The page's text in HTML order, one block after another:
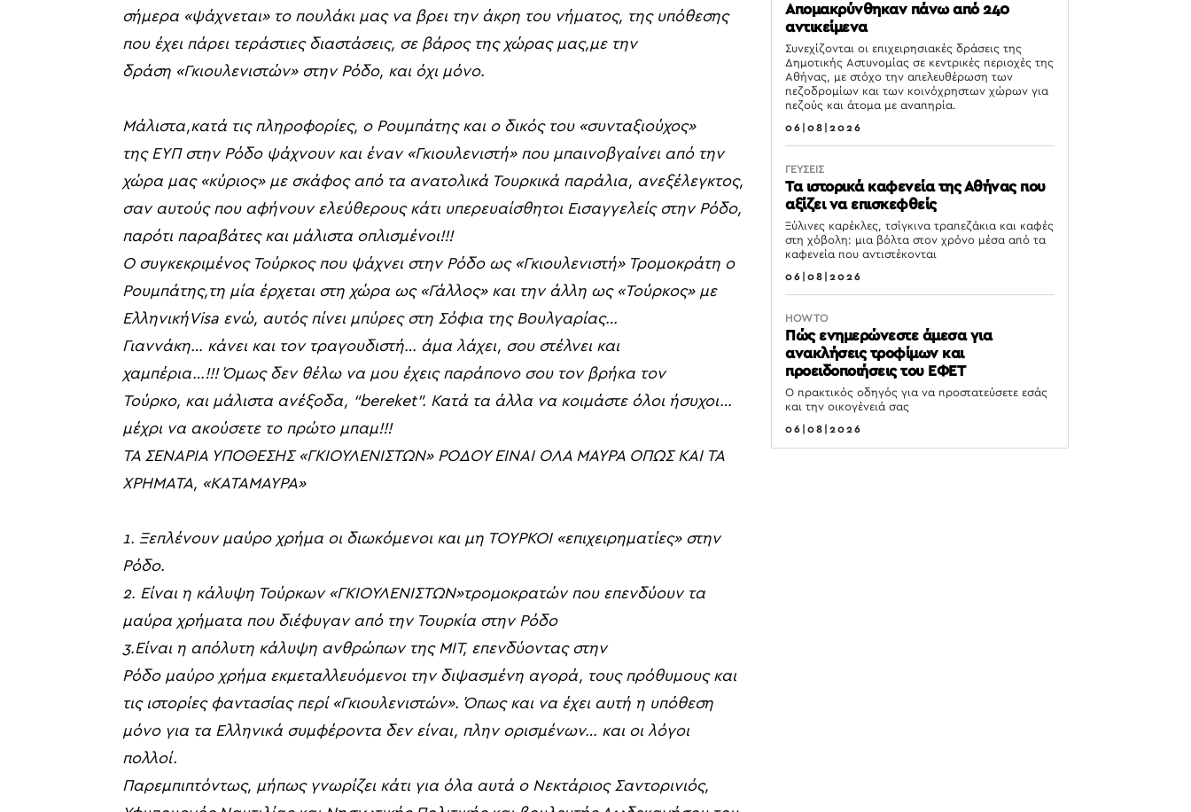
σήμερα «ψάχνεται» το πουλάκι μας να βρει την άκρη του νήματος, της υπόθεσης
που έχει πάρει τεράστιες διαστάσεις, σε βάρος της χώρας μας,με την
δράση «Γκιουλενιστών» στην Ρόδο, και όχι μόνο.
Μάλιστα,κατά τις πληροφορίες, ο Ρουμπάτης και ο δικός του «συνταξιούχος»
της ΕΥΠ στην Ρόδο ψάχνουν και έναν«Γκιουλενιστή» που μπαινοβγαίνει από την
χώρα μας «κύριος» με σκάφος από τα ανατολικά Τουρκικά παράλια, ανεξέλεγκτος,
σαν αυτούς που αφήνουν ελεύθερους κάτι υπερευαίσθητοι Εισαγγελείς στην Ρόδο,
παρότι παραβάτες και μάλιστα οπλισμένοι!!!
Ο συγκεκριμένος Τούρκος που ψάχνει στην Ρόδο ως «Γκιουλενιστή» Τρομοκράτη ο
Ρουμπάτης,τη μία έρχεται στη χώρα ως «Γάλλος» και την άλλη ως «Τούρκος» με
ΕλληνικήVisa ενώ, αυτός πίνει μπύρες στη Σόφια της Βουλγαρίας…
Γιαννάκη… κάνει και τον τραγουδιστή… άμα λάχει, σου στέλνει και
χαμπέρια…!!! Όμως δεν θέλω να μου έχεις παράπονο σου τον βρήκα τον
Τούρκο, και μάλιστα ανέξοδα, “bereket”. Κατά τα άλλα να κοιμάστε όλοι ήσυχοι…
μέχρι να ακούσετε το πρώτο μπαμ!!!
ΤΑ ΣΕΝΑΡΙΑ ΥΠΟΘΕΣΗΣ «ΓΚΙΟΥΛΕΝΙΣΤΩΝ» ΡΟΔΟΥ ΕΙΝΑΙ ΟΛΑ ΜΑΥΡΑ ΟΠΩΣ ΚΑΙ ΤΑ
ΧΡΗΜΑΤΑ, «ΚΑΤΑΜΑΥΡΑ»
1. Ξεπλένουν μαύρο χρήμα οι διωκόμενοι και μη ΤΟΥΡΚΟΙ «επιχειρηματίες» στην
Ρόδο.
2. Είναι η κάλυψη Τούρκων «ΓΚΙΟΥΛΕΝΙΣΤΩΝ»τρομοκρατών που επενδύουν τα
μαύρα χρήματα που διέφυγαν από την Τουρκία στην Ρόδο
3.Είναι η απόλυτη κάλυψη ανθρώπων της ΜΙΤ, επενδύοντας στην
Ρόδο μαύρο χρήμα εκμεταλλευόμενοι την διψασμένη αγορά, τους πρόθυμους και
τις ιστορίες φαντασίας περί «Γκιουλενιστών». Όπως και να έχει αυτή η υπόθεση
μόνο για τα Ελληνικά συμφέροντα δεν είναι, πλην ορισμένων… και οι λόγοι
πολλοί.
Παρεμπιπτόντως, μήπως γνωρίζει κάτι για όλα αυτά ο Νεκτάριος Σαντορινιός,
Απομακρύνθηκαν πάνω από 240
αντικείμενα
Συνεχίζονται οι επιχειρησιακές δράσεις της
Δημοτικής Αστυνομίας σε κεντρικές περιοχές της
Αθήνας, με στόχο την απελευθέρωση των
πεζοδρομίων και των κοινόχρηστων χώρων για
πεζούς και άτομα με αναπηρία.
06|08|2026
ΓΕΥΣΕΙΣ
Τα ιστορικά καφενεία της Αθήνας που
αξίζει να επισκεφθείς
Ξύλινες καρέκλες, τσίγκινα τραπεζάκια και καφές
στη χόβολη: μια βόλτα στον χρόνο μέσα από τα
καφενεία που αντιστέκονται
06|08|2026
HOW TO
Πώς ενημερώνεστε άμεσα για
ανακλήσεις τροφίμων και
προειδοποιήσεις του ΕΦΕΤ
Ο πρακτικός οδηγός για να προστατεύσετε εσάς
και την οικογένειά σας
06|08|2026